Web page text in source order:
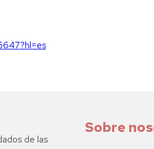
de las
Sobre